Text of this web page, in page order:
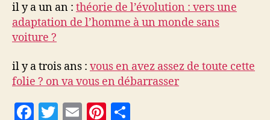
il y a un an : théorie de l’évolution : vers une
adaptation de l’homme à un monde sans
voiture ?
il y a trois ans : vous en avez assez de toute cette
folie ? on va vous en débarrasser
F
T
E
Pi